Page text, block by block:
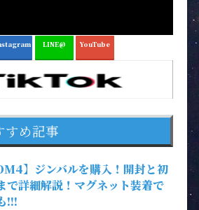
LINE@ YouTube
すめ記事
】ジンバルを購入！開封と初
で詳細解説！マグネット装着で
!!!